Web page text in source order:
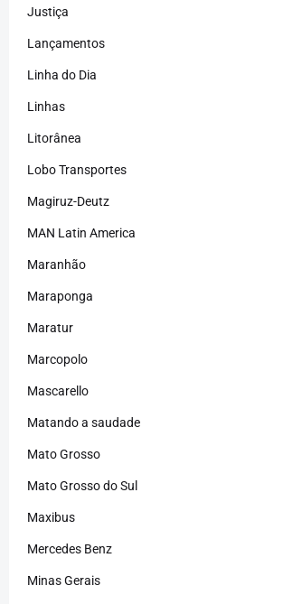
Justiça
Lançamentos
Linha do Dia
Linhas
Litorânea
Lobo Transportes
Magiruz-Deutz
MAN Latin America
Maranhão
Maraponga
Maratur
Marcopolo
Mascarello
Matando a saudade
Mato Grosso
Mato Grosso do Sul
Maxibus
Mercedes Benz
Minas Gerais